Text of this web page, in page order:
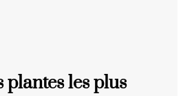
plantes les plus